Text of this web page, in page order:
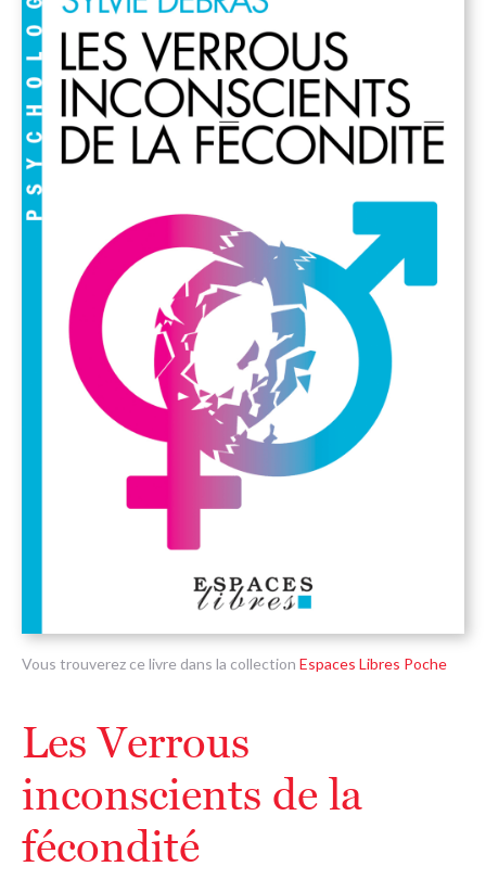
Vous trouverez ce livre dans la collection Espaces Libres Poche
Les Verrous
inconscients de la
fécondité